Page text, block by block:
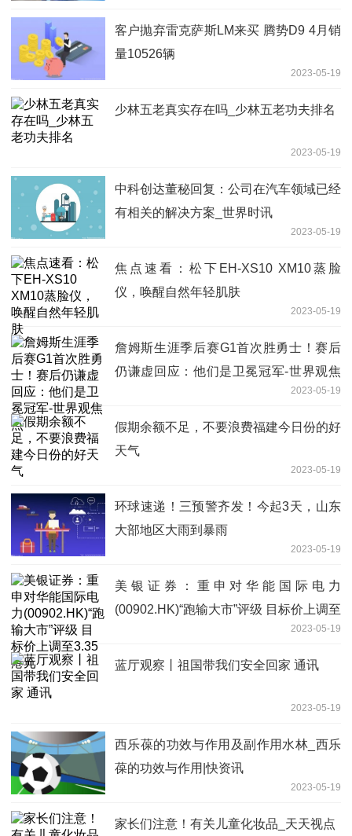
客户抛弃雷克萨斯LM来买 腾势D9 4月销
量10526辆
2023-05-19
少林五老真实存在吗_少林五老功夫排名
2023-05-19
中科创达董秘回复：公司在汽车领域已经
有相关的解决方案_世界时讯
2023-05-19
焦点速看：松下EH-XS10 XM10蒸脸
仪，唤醒自然年轻肌肤
2023-05-19
詹姆斯生涯季后赛G1首次胜勇士！赛后
仍谦虚回应：他们是卫冕冠军-世界观焦
2023-05-19
假期余额不足，不要浪费福建今日份的好
天气
2023-05-19
环球速递！三预警齐发！今起3天，山东
大部地区大雨到暴雨
2023-05-19
美银证券：重申对华能国际电力
(00902.HK)“跑输大市”评级 目标价上调至
2023-05-19
蓝厅观察丨祖国带我们安全回家 通讯
2023-05-19
西乐葆的功效与作用及副作用水林_西乐
葆的功效与作用|快资讯
2023-05-19
家长们注意！有关儿童化妆品_天天视点